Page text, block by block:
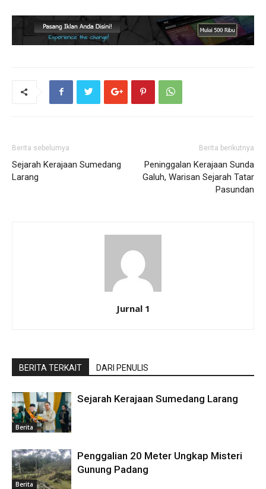
Berita sebelumya
Sejarah Kerajaan Sumedang
Larang
Berita berikutnya
Peninggalan Kerajaan Sunda
Galuh, Warisan Sejarah Tatar
Pasundan
Jurnal 1
BERITA TERKAIT DARI PENULIS
Berita
Sejarah Kerajaan Sumedang Larang
Berita
Penggalian 20 Meter Ungkap Misteri
Gunung Padang